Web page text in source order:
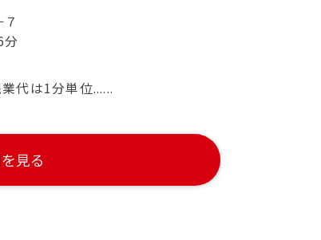
分
代は1分単位......
見る